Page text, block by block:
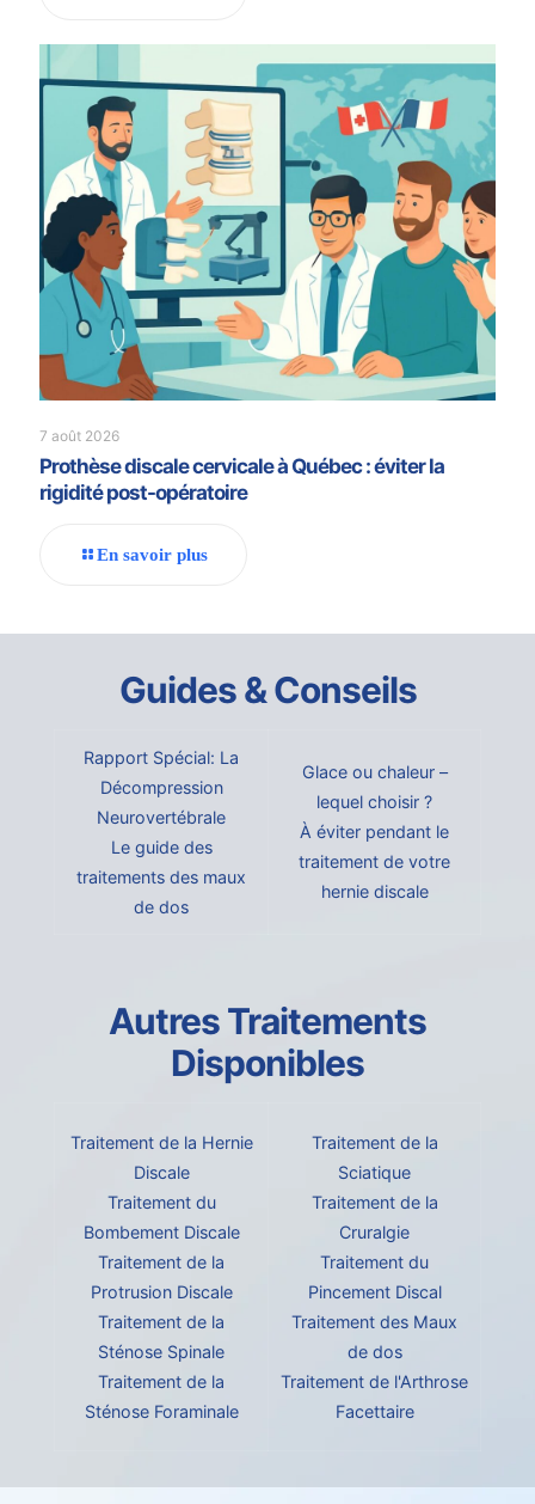
7 août 2026
Prothèse discale cervicale à Québec : éviter la
rigidité post-opératoire
En savoir plus
Guides & Conseils
Rapport Spécial: La
Décompression
Neurovertébrale
Le guide des
traitements des maux
de dos
Glace ou chaleur –
lequel choisir ?
À éviter pendant le
traitement de votre
hernie discale
Autres Traitements
Disponibles
Traitement de la Hernie
Discale
Traitement du
Bombement Discale
Traitement de la
Protrusion Discale
Traitement de la
Sténose Spinale
Traitement de la
Sténose Foraminale
Traitement de la
Sciatique
Traitement de la
Cruralgie
Traitement du
Pincement Discal
Traitement des Maux
de dos
Traitement de l'Arthrose
Facettaire